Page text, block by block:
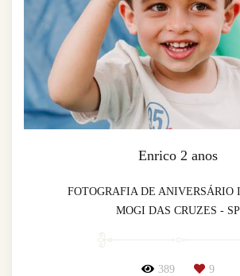
Enrico 2 anos
FOTOGRAFIA DE ANIVERSÁRIO
MOGI DAS CRUZES - SP
389 9